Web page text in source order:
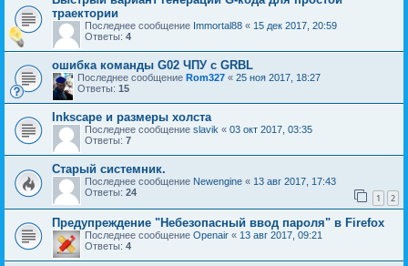
траектории
Последнее сообщение Immortal88 « 15 дек 2017, 20:59
Ответы: 4
ошибка команды G02 ЧПУ с GRBL
Последнее сообщение Rom327 « 25 ноя 2017, 18:27
Ответы: 15
Inkscape и размеры холста
Последнее сообщение slavik « 03 окт 2017, 03:35
Ответы: 7
Старый системник.
Последнее сообщение Newengine « 13 авг 2017, 17:43
Ответы: 24 1 2
Предупреждение "Небезопасный ввод пароля" в Firefox
Последнее сообщение Openair « 13 авг 2017, 09:21
Ответы: 4